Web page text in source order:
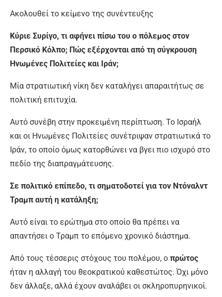
Ακολουθεί το κείμενο της συνέντευξης
Κύριε Συρίγο, τι αφήνει πίσω του ο πόλεμος στον
Περσικό Κόλπο; Πώς εξέρχονται από τη σύγκρουση
Ηνωμένες Πολιτείες και Ιράν;
Μία στρατιωτική νίκη δεν καταλήγει απαραιτήτως σε
πολιτική επιτυχία.
Αυτό συνέβη στην προκειμένη περίπτωση. Το Ισραήλ
και οι Ηνωμένες Πολιτείες συνέτριψαν στρατιωτικά το
Ιράν, το οποίο όμως κατορθώνει να βγει πιο ισχυρό στο
πεδίο της διαπραγμάτευσης.
Σε πολιτικό επίπεδο, τι σηματοδοτεί για τον Ντόναλντ
Τραμπ αυτή η κατάληξη;
Αυτό είναι το ερώτημα στο οποίο θα πρέπει να
απαντήσει ο Τραμπ το επόμενο χρονικό διάστημα.
Από τους τέσσερις στόχους του πολέμου, ο πρώτος
ήταν η αλλαγή του θεοκρατικού καθεστώτος. Όχι μόνο
δεν άλλαξε, αλλά έχουν αναλάβει οι σκληροπυρηνικοί.